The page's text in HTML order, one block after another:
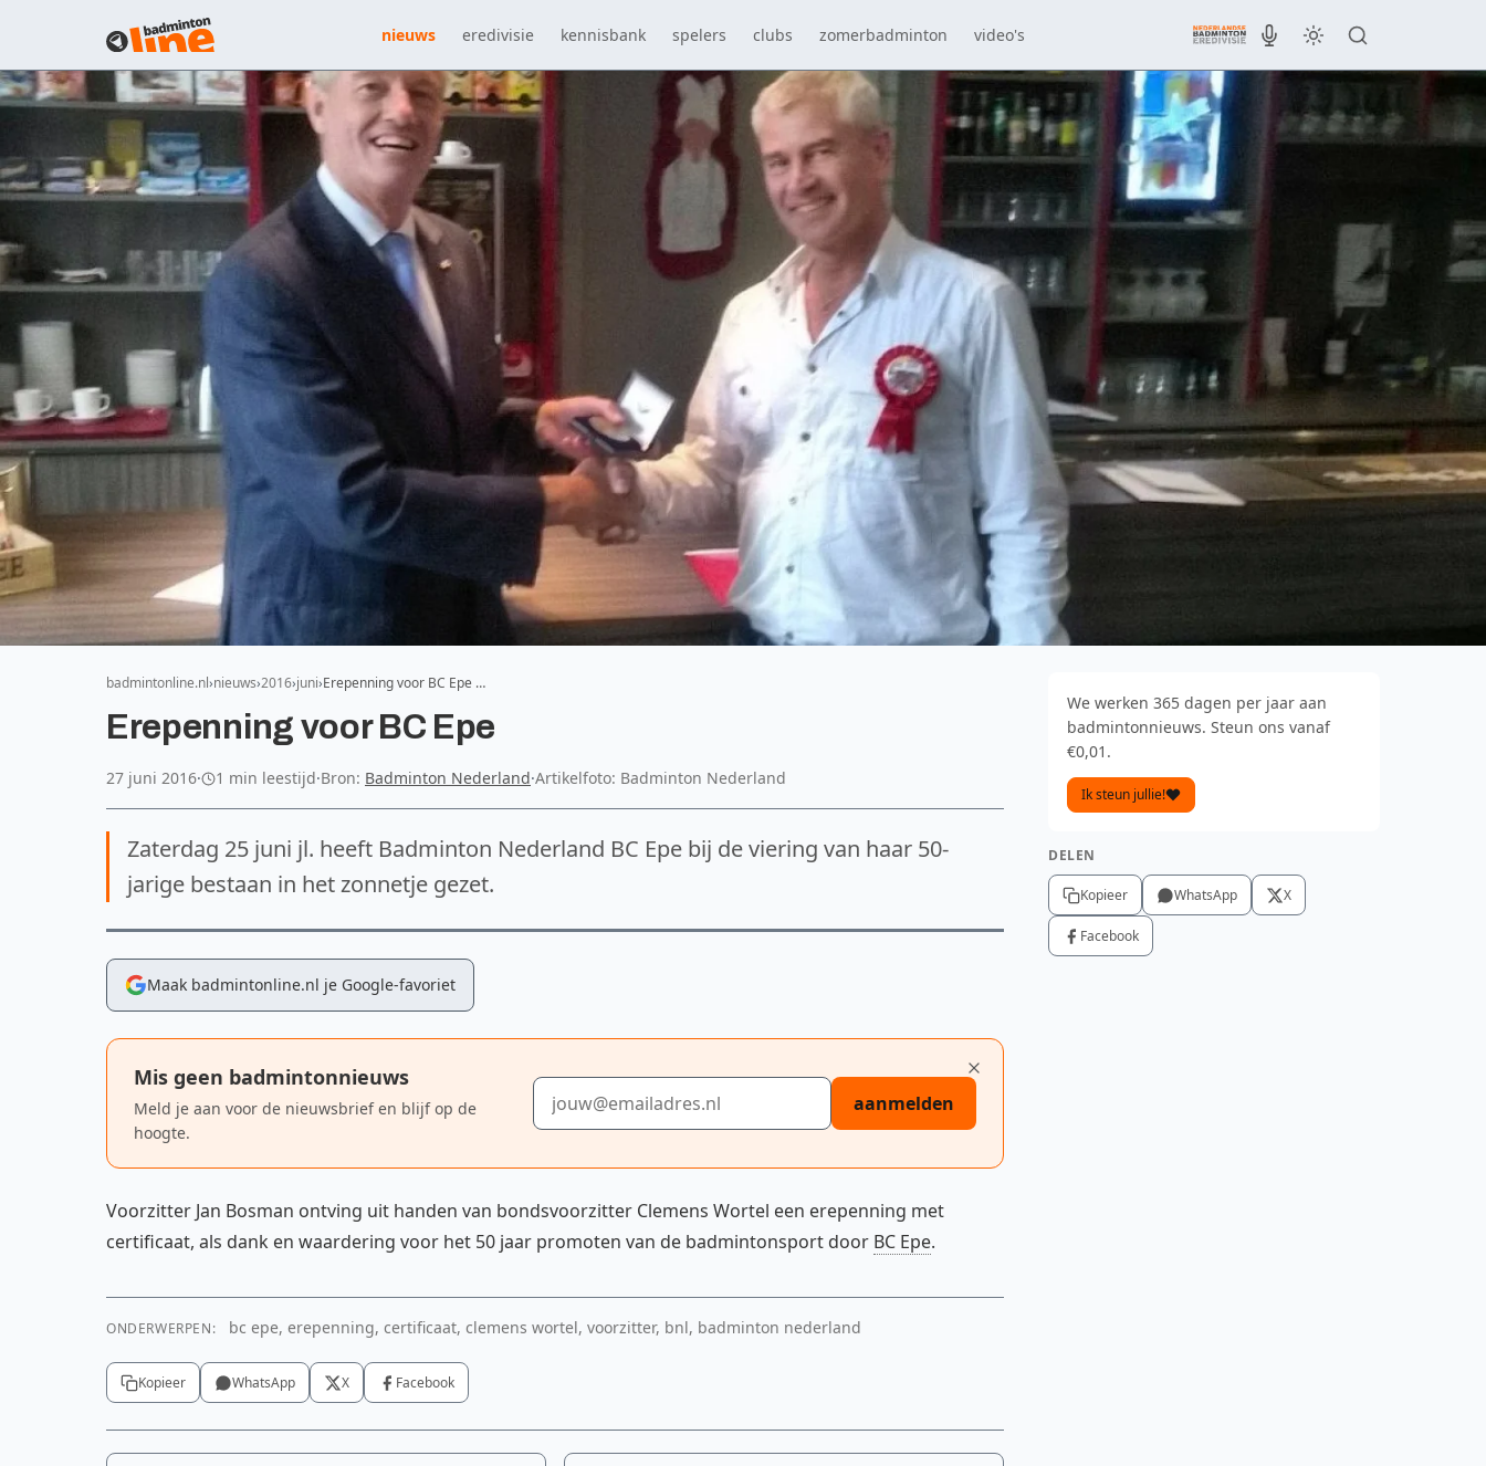
nieuws eredivisie kennisbank spelers clubs zomerbadminton video's
badmintonline.nl nieuws 2016 juni Erepenning voor BC Epe …
Erepenning voor BC Epe
27 juni 2016· 1 min leestijd·Bron: Badminton Nederland·Artikelfoto: Badminton Nederland
Zaterdag 25 juni jl. heeft Badminton Nederland BC Epe bij de viering van haar 50-
jarige bestaan in het zonnetje gezet.
Maak badmintonline.nl je Google-favoriet
Mis geen badmintonnieuws
Meld je aan voor de nieuwsbrief en blijf op de
hoogte.
E-mailadres
aanmelden
Voorzitter Jan Bosman ontving uit handen van bondsvoorzitter Clemens Wortel een erepenning met
certificaat, als dank en waardering voor het 50 jaar promoten van de badmintonsport door BC Epe.
ONDERWERPEN: bc epe, erepenning, certificaat, clemens wortel, voorzitter, bnl, badminton nederland
Kopieer WhatsApp X Facebook
We werken 365 dagen per jaar aan
badmintonnieuws. Steun ons vanaf
€0,01.
Ik steun jullie!
DELEN
Kopieer WhatsApp X
Facebook